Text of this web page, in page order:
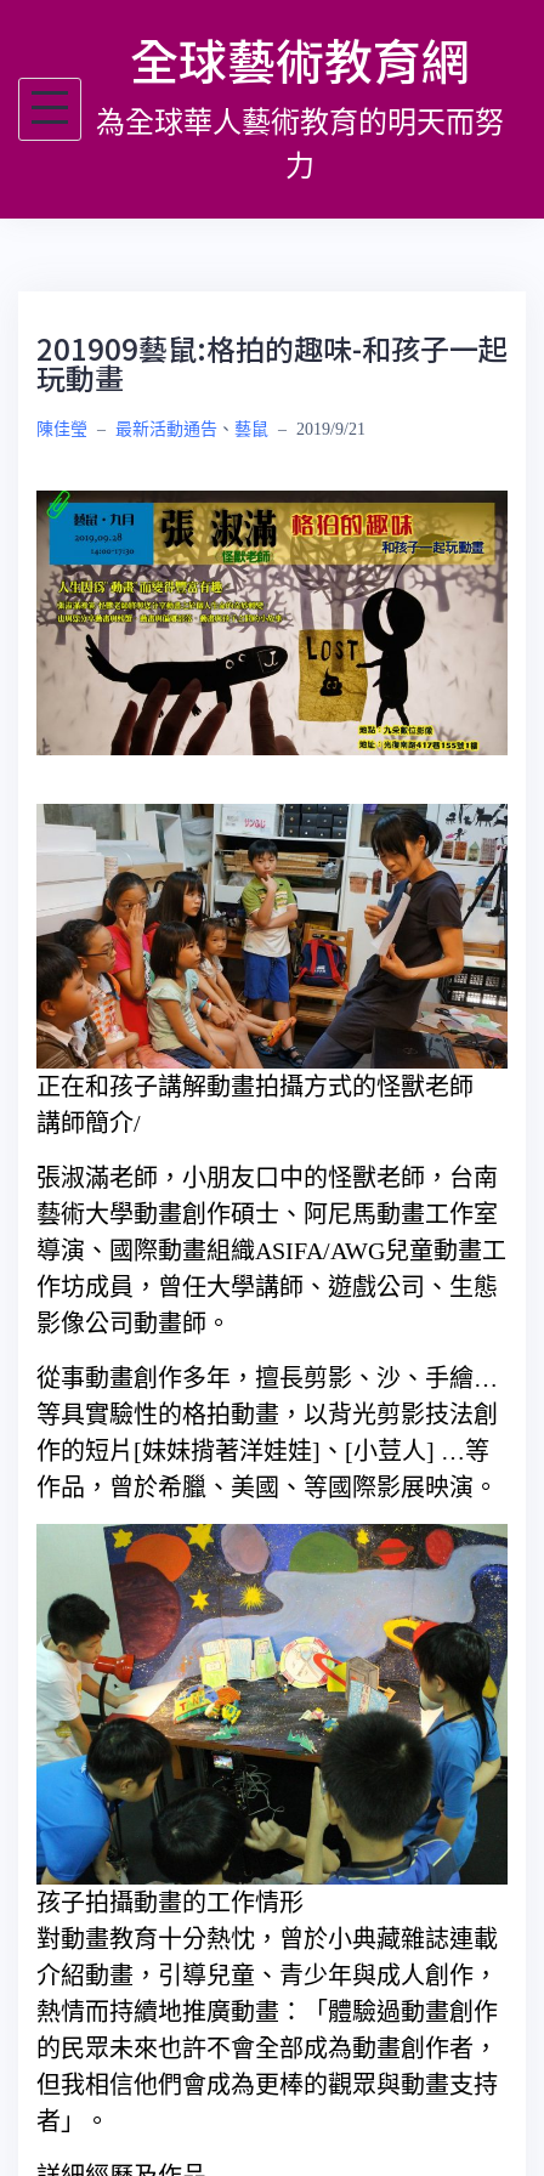
主
全球藝術教育網
為全球華人藝術教育的明天而努
力
201909藝鼠:格拍的趣味-和孩子一起
玩動畫
陳佳瑩 – 最新活動通告 、 藝鼠 – 2019/9/21
正在和孩子講解動畫拍攝方式的怪獸老師
講師簡介/
張淑滿老師，小朋友口中的怪獸老師，台南
藝術大學動畫創作碩士、阿尼馬動畫工作室
導演、國際動畫組織ASIFA/AWG兒童動畫工
作坊成員，曾任大學講師、遊戲公司、生態
影像公司動畫師。
從事動畫創作多年，擅長剪影、沙、手繪…
等具實驗性的格拍動畫，以背光剪影技法創
作的短片[妹妹揹著洋娃娃]、[小荳人] …等
作品，曾於希臘、美國、等國際影展映演。
孩子拍攝動畫的工作情形
對動畫教育十分熱忱，曾於小典藏雜誌連載
介紹動畫，引導兒童、青少年與成人創作，
熱情而持續地推廣動畫：「體驗過動畫創作
的民眾未來也許不會全部成為動畫創作者，
但我相信他們會成為更棒的觀眾與動畫支持
者」。